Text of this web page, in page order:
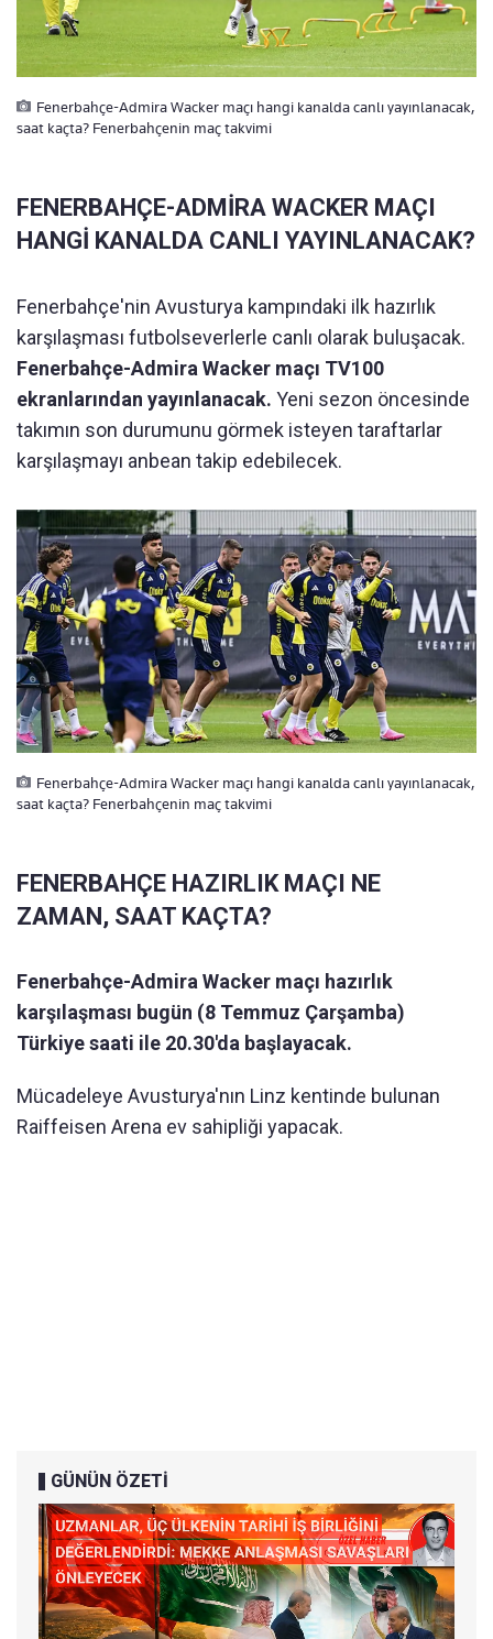
Fenerbahçe-Admira Wacker maçı hangi kanalda canlı yayınlanacak,
saat kaçta? Fenerbahçenin maç takvimi
FENERBAHÇE-ADMİRA WACKER MAÇI
HANGİ KANALDA CANLI YAYINLANACAK?
Fenerbahçe'nin Avusturya kampındaki ilk hazırlık
karşılaşması futbolseverlerle canlı olarak buluşacak.
Fenerbahçe-Admira Wacker maçı TV100
ekranlarından yayınlanacak. Yeni sezon öncesinde
takımın son durumunu görmek isteyen taraftarlar
karşılaşmayı anbean takip edebilecek.
Fenerbahçe-Admira Wacker maçı hangi kanalda canlı yayınlanacak,
saat kaçta? Fenerbahçenin maç takvimi
FENERBAHÇE HAZIRLIK MAÇI NE
ZAMAN, SAAT KAÇTA?
Fenerbahçe-Admira Wacker maçı hazırlık
karşılaşması bugün (8 Temmuz Çarşamba)
Türkiye saati ile 20.30'da başlayacak.
Mücadeleye Avusturya'nın Linz kentinde bulunan
Raiffeisen Arena ev sahipliği yapacak.
GÜNÜN ÖZETİ